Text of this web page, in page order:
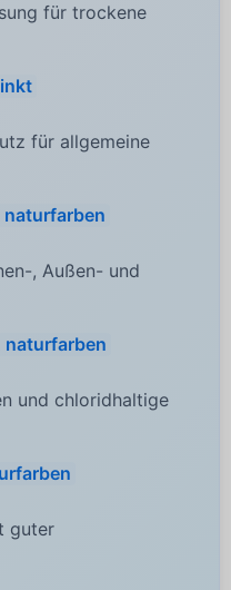
für trockene
für allgemeine
naturfarben
, Außen- und
naturfarben
und chloridhaltige
guter